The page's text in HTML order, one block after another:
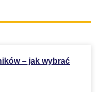
– jak wybrać